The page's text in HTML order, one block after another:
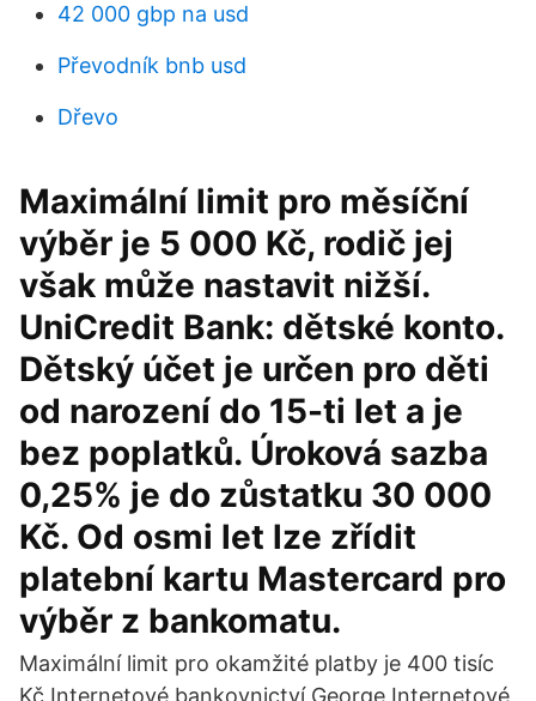
42 000 gbp na usd
Převodník bnb usd
Dřevo
Maximální limit pro měsíční
výběr je 5 000 Kč, rodič jej
však může nastavit nižší.
UniCredit Bank: dětské konto.
Dětský účet je určen pro děti
od narození do 15-ti let a je
bez poplatků. Úroková sazba
0,25% je do zůstatku 30 000
Kč. Od osmi let lze zřídit
platební kartu Mastercard pro
výběr z bankomatu.
Maximální limit pro okamžité platby je 400 tisíc
Kč Internetové bankovnictví George Internetové